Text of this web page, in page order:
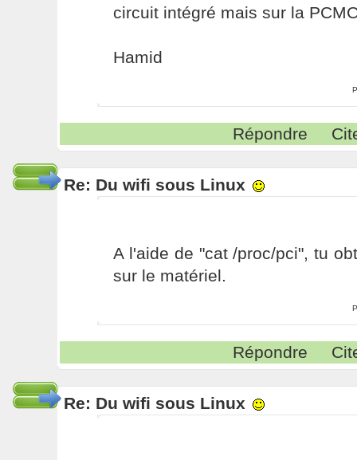
circuit intégré mais sur la
Hamid
Répondre
Re: Du wifi sous Linux
A l'aide de "cat /proc/pci", tu
sur le matériel.
Répondre
Re: Du wifi sous Linux